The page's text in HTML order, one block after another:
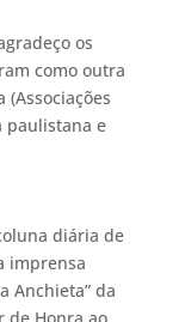
os
como outra
paulistana e
diária de
imprensa
Anchieta” da